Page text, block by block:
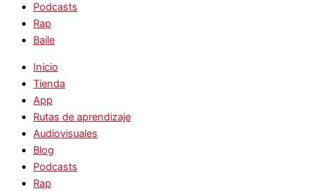
Podcasts
Rap
Baile
Inicio
Tienda
App
Rutas de aprendizaje
Audiovisuales
Blog
Podcasts
Rap